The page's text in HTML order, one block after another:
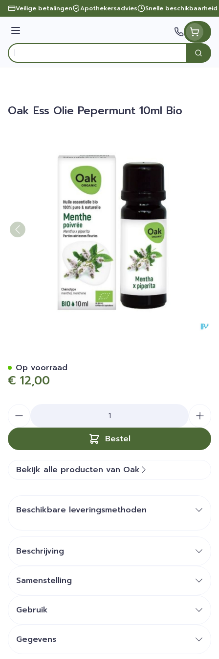
Ga naar de inhoud
Veilige betalingen Apothekersadvies Snelle beschikbaarheid
Menu
Product, merk, categorie...
Zoek
Oak Ess Olie Pepermunt 10ml Bio
€ 12,00
Bestel
Op voorraad
Bekijk alle producten van Oak
Beschikbare leveringsmethoden
Beschrijving
Samenstelling
Gebruik
Gegevens